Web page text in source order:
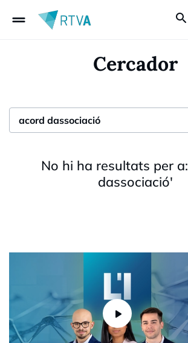
drag_handle search
Cercador
No hi ha resultats per a:
dassociació'
play_arrow